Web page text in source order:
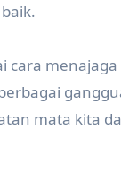
cara
mata kita